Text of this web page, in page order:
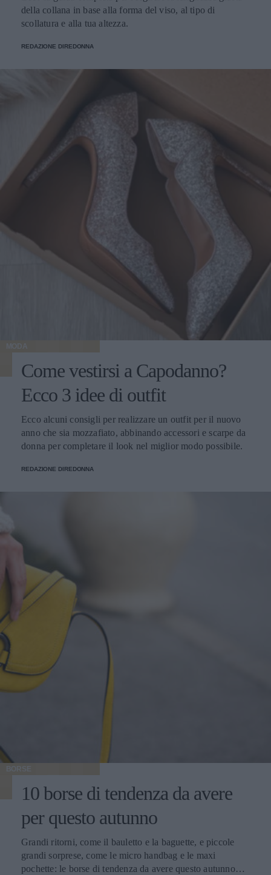
della collana in base alla forma del viso, al tipo di
scollatura e alla tua altezza.
REDAZIONE DIREDONNA
MODA
Come vestirsi a Capodanno?
Ecco 3 idee di outfit
Ecco alcuni consigli per realizzare un outfit per il nuovo
anno che sia mozzafiato, abbinando accessori e scarpe da
donna per completare il look nel miglior modo possibile.
REDAZIONE DIREDONNA
BORSE
10 borse di tendenza da avere
per questo autunno
Grandi ritorni, come il bauletto e la baguette, e piccole
grandi sorprese, come le micro handbag e le maxi
pochette: le borse di tendenza da avere questo autunno